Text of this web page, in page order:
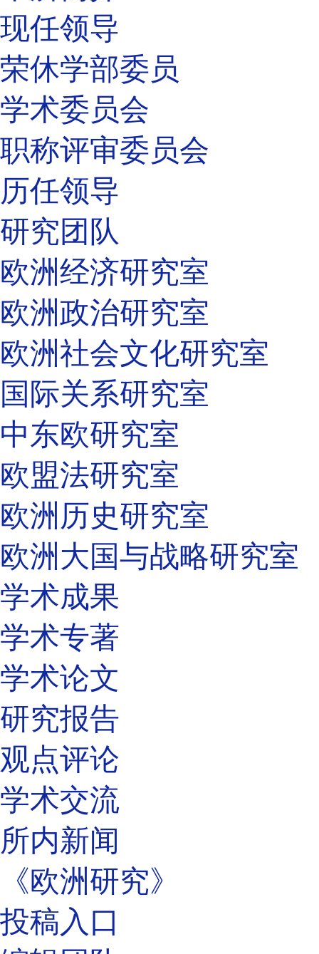
现任领导
荣休学部委员
学术委员会
职称评审委员会
历任领导
研究团队
欧洲经济研究室
欧洲政治研究室
欧洲社会文化研究室
国际关系研究室
中东欧研究室
欧盟法研究室
欧洲历史研究室
欧洲大国与战略研究室
学术成果
学术专著
学术论文
研究报告
观点评论
学术交流
所内新闻
《欧洲研究》
投稿入口